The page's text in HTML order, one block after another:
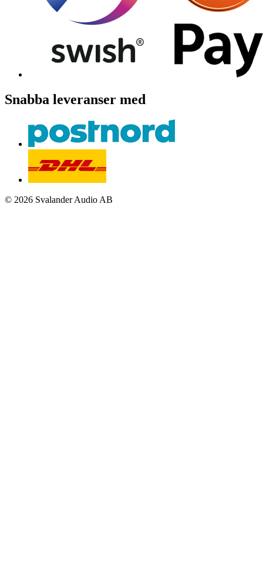
Snabba leveranser med
© 2026 Svalander Audio AB